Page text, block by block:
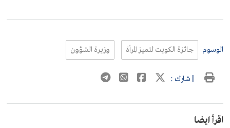
الوسوم جائزة الكويت لتميز المرأة وزيرة الشؤون
| شارك :
اقرأ ايضا